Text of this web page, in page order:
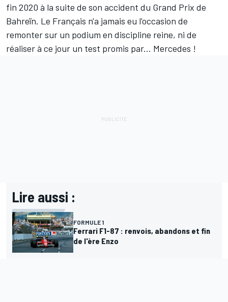
fin 2020 à la suite de son accident du Grand Prix de
Bahreïn. Le Français n'a jamais eu l'occasion de
remonter sur un podium en discipline reine, ni de
réaliser à ce jour un test promis par... Mercedes !
Lire aussi :
FORMULE 1
Ferrari F1-87 : renvois, abandons et fin
de l'ère Enzo